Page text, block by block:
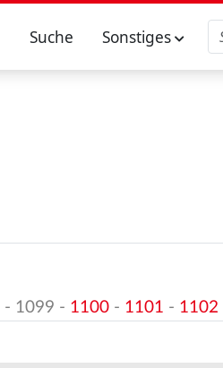
Suche Sonstiges
- 1099 - 1100 - 1101 - 1102